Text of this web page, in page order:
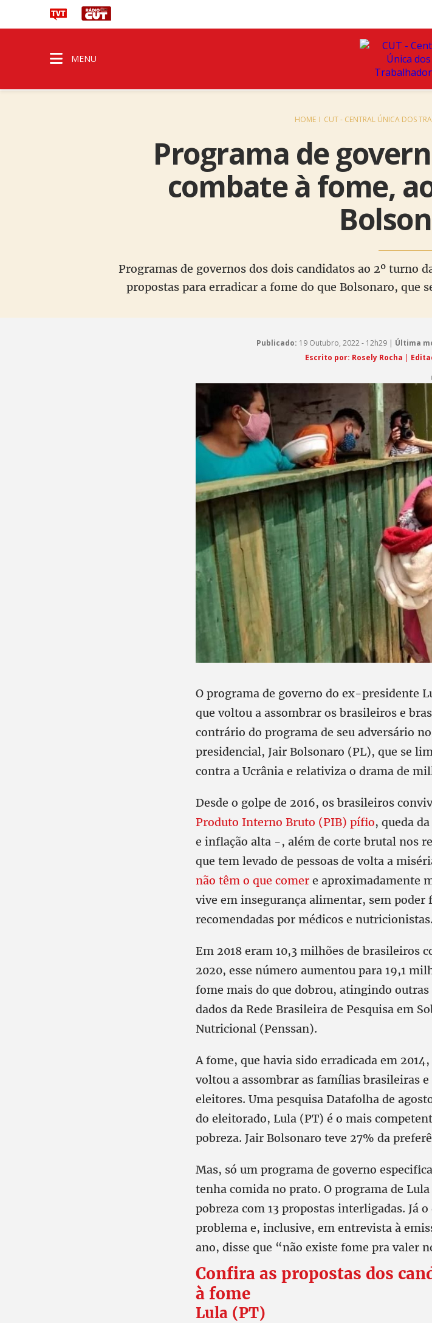
MENU
HOME CUT - CENTRAL ÚNICA DOS
Programa de
combate à fome,
Programas de governos dos dois candidatos ao 2º turno
propostas para erradicar a fome do que Bolsonaro, que
Publicado: 19 Outubro, 2022 - 12h29 | Última
Escrito por: Rosely Rocha |
O programa de governo do ex-presidente
que voltou a assombrar os brasileiros e
contrário do programa de seu adversário
presidencial, Jair Bolsonaro (PL), que se
contra a Ucrânia e relativiza o drama de
Desde o golpe de 2016, os brasileiros
Produto Interno Bruto (PIB) pífio, queda da
e inflação alta -, além de corte brutal nos
que tem levado de pessoas de volta a
não têm o que comer e aproximadamente
vive em insegurança alimentar, sem poder
recomendadas por médicos e nutricionistas.
Em 2018 eram 10,3 milhões de brasileiros
2020, esse número aumentou para 19,1
fome mais do que dobrou, atingindo outras
dados da Rede Brasileira de Pesquisa em
Nutricional (Penssan).
A fome, que havia sido erradicada em
voltou a assombrar as famílias brasileiras
eleitores. Uma pesquisa Datafolha de
do eleitorado, Lula (PT) é o mais
pobreza. Jair Bolsonaro teve 27% da
Mas, só um programa de governo
tenha comida no prato. O programa de
pobreza com 13 propostas interligadas. Já
problema e, inclusive, em entrevista à
ano, disse que “não existe fome pra valer
Confira as propostas dos
à fome
Lula (PT)